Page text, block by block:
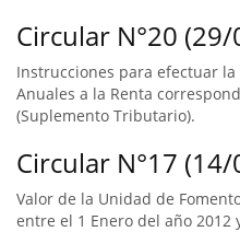
Circular N°20
Instrucciones para efectuar
Anuales a la Renta
(Suplemento Tributario).
Circular N°17
Valor de la Unidad de
entre el 1 Enero del año 2012